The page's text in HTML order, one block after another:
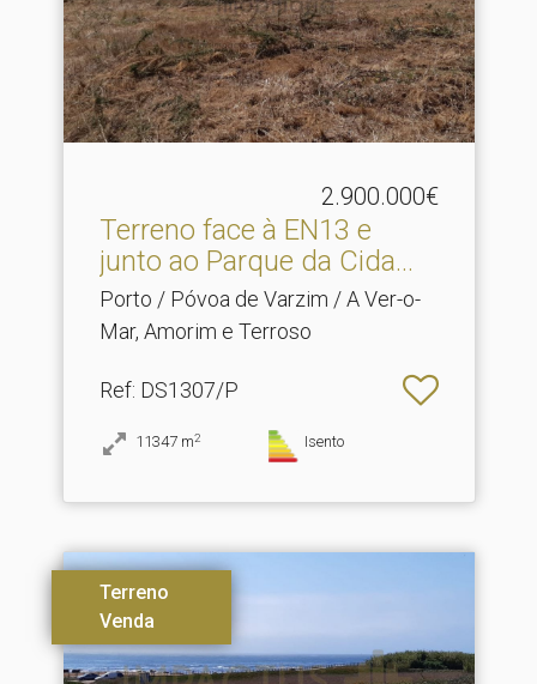
2.900.000€
Terreno face à EN13 e
junto ao Parque da Cida.​..
Porto / Póvoa de Varzim / A Ver-o-
Mar, Amorim e Terroso
Ref: DS1307/P
11347 m2 Isento
Terreno
Venda